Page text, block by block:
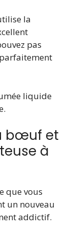
la
pas
liquide
bœuf et
à
que vous
un nouveau
addictif.